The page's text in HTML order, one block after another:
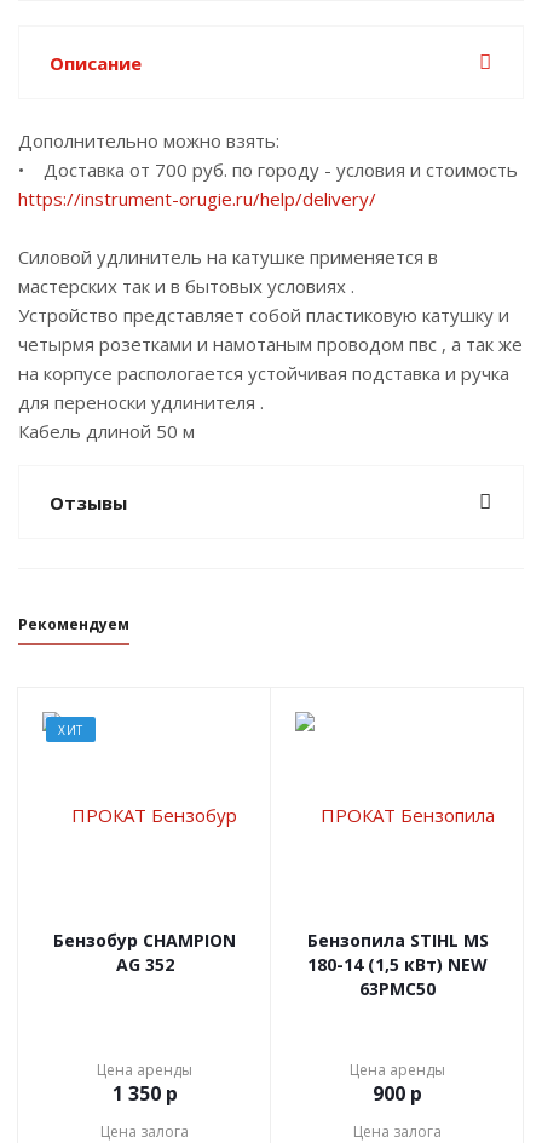
Описание
Дополнительно можно взять:
• Доставка от 700 руб. по городу - условия и стоимость
https://instrument-orugie.ru/help/delivery/
Силовой удлинитель на катушке применяется в
мастерских так и в бытовых условиях .
Устройство представляет собой пластиковую катушку и
четырмя розетками и намотаным проводом пвс , а так же
на корпусе распологается устойчивая подставка и ручка
для переноски удлинителя .
Кабель длиной 50 м
Отзывы
Рекомендуем
ХИТ
Бензобур CHAMPION
AG 352
Цена аренды
1 350р
Цена залога
Бензопила STIHL MS
180-14 (1,5 кВт) NEW
63РМС50
Цена аренды
900 р
Цена залога